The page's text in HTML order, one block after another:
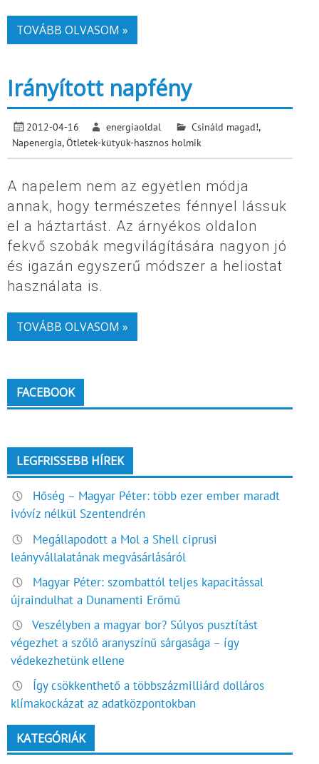
TOVÁBB OLVASOM »
Irányított napfény
2012-04-16 energiaoldal Csináld magad!,
Napenergia,Ötletek-kütyük-hasznos holmik
A napelem nem az egyetlen módja
annak, hogy természetes fénnyel lássuk
el a háztartást. Az árnyékos oldalon
fekvő szobák megvilágítására nagyon jó
és igazán egyszerű módszer a heliostat
használata is.
TOVÁBB OLVASOM »
FACEBOOK
LEGFRISSEBB HÍREK
Hőség – Magyar Péter: több ezer ember maradt
ivóvíz nélkül Szentendrén
Megállapodott a Mol a Shell ciprusi
leányvállalatának megvásárlásáról
Magyar Péter: szombattól teljes kapacitással
újraindulhat a Dunamenti Erőmű
Veszélyben a magyar bor? Súlyos pusztítást
végezhet a szőlő aranyszínű sárgasága – így
védekezhetünk ellene
Így csökkenthető a többszázmilliárd dolláros
klímakockázat az adatközpontokban
KATEGÓRIÁK